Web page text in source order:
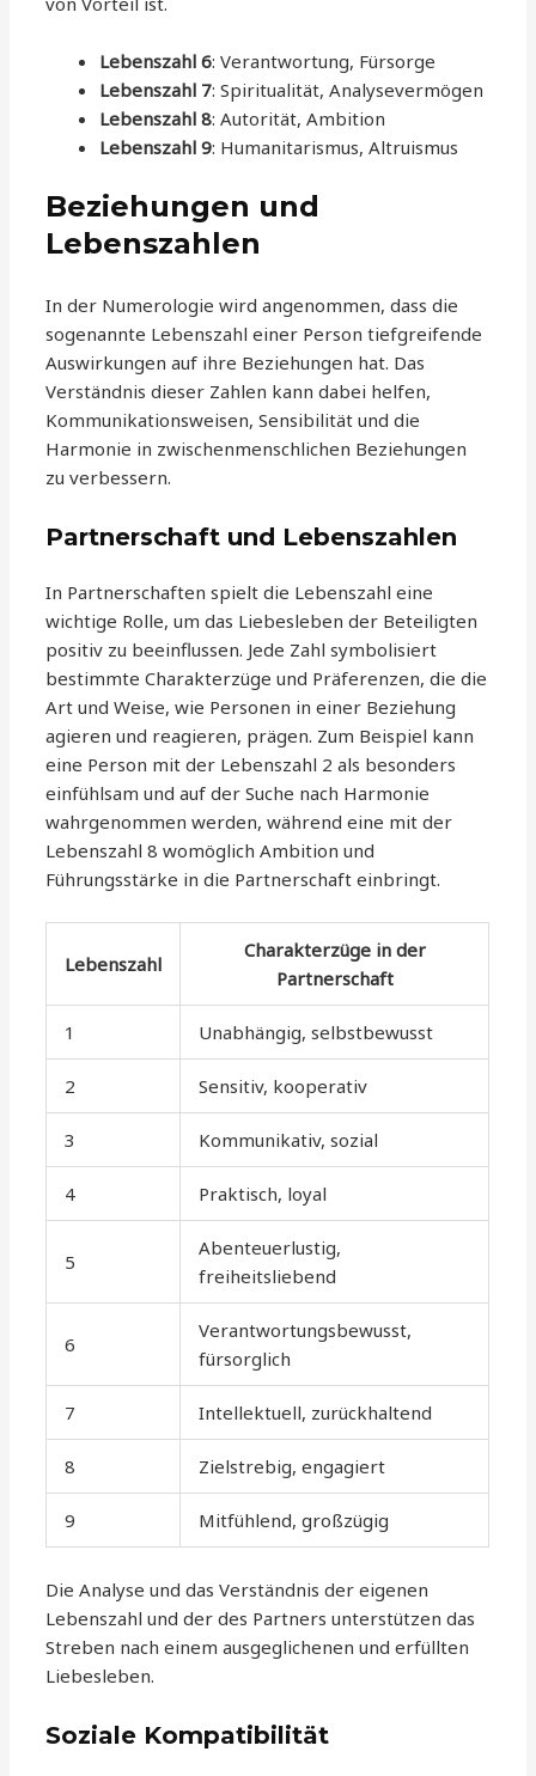
Lebenszahl 6: Verantwortung, Fürsorge
Lebenszahl 7: Spiritualität, Analysevermögen
Lebenszahl 8: Autorität, Ambition
Lebenszahl 9: Humanitarismus, Altruismus
Beziehungen und
Lebenszahlen
In der Numerologie wird angenommen, dass die
sogenannte Lebenszahl einer Person tiefgreifende
Auswirkungen auf ihre Beziehungen hat. Das
Verständnis dieser Zahlen kann dabei helfen,
Kommunikationsweisen, Sensibilität und die
Harmonie in zwischenmenschlichen Beziehungen
zu verbessern.
Partnerschaft und Lebenszahlen
In Partnerschaften spielt die Lebenszahl eine
wichtige Rolle, um das Liebesleben der Beteiligten
positiv zu beeinflussen. Jede Zahl symbolisiert
bestimmte Charakterzüge und Präferenzen, die die
Art und Weise, wie Personen in einer Beziehung
agieren und reagieren, prägen. Zum Beispiel kann
eine Person mit der Lebenszahl 2 als besonders
einfühlsam und auf der Suche nach Harmonie
wahrgenommen werden, während eine mit der
Lebenszahl 8 womöglich Ambition und
Führungsstärke in die Partnerschaft einbringt.
Lebenszahl
Charakterzüge in der
Partnerschaft
1 Unabhängig, selbstbewusst
2 Sensitiv, kooperativ
3 Kommunikativ, sozial
4 Praktisch, loyal
5
Abenteuerlustig,
freiheitsliebend
6
Verantwortungsbewusst,
fürsorglich
7 Intellektuell, zurückhaltend
8 Zielstrebig, engagiert
9 Mitfühlend, großzügig
Die Analyse und das Verständnis der eigenen
Lebenszahl und der des Partners unterstützen das
Streben nach einem ausgeglichenen und erfüllten
Liebesleben.
Soziale Kompatibilität